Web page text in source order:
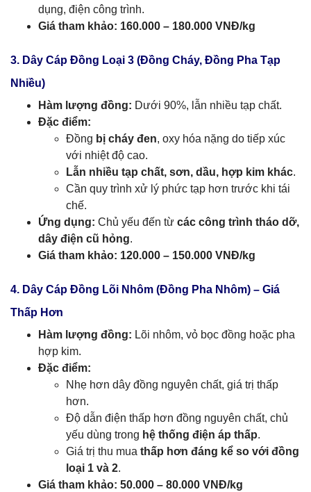
dụng, điện công trình.
Giá tham khảo: 160.000 – 180.000 VNĐ/kg
3. Dây Cáp Đồng Loại 3 (Đồng Cháy, Đồng Pha Tạp
Nhiều)
Hàm lượng đồng: Dưới 90%, lẫn nhiều tạp chất.
Đặc điểm:
Đồng bị cháy đen, oxy hóa nặng do tiếp xúc
với nhiệt độ cao.
Lẫn nhiều tạp chất, sơn, dầu, hợp kim khác.
Cần quy trình xử lý phức tạp hơn trước khi tái
chế.
Ứng dụng: Chủ yếu đến từ các công trình tháo dỡ,
dây điện cũ hỏng.
Giá tham khảo: 120.000 – 150.000 VNĐ/kg
4. Dây Cáp Đồng Lõi Nhôm (Đồng Pha Nhôm) – Giá
Thấp Hơn
Hàm lượng đồng: Lõi nhôm, vỏ bọc đồng hoặc pha
hợp kim.
Đặc điểm:
Nhẹ hơn dây đồng nguyên chất, giá trị thấp
hơn.
Độ dẫn điện thấp hơn đồng nguyên chất, chủ
yếu dùng trong hệ thống điện áp thấp.
Giá trị thu mua thấp hơn đáng kể so với đồng
loại 1 và 2.
Giá tham khảo: 50.000 – 80.000 VNĐ/kg